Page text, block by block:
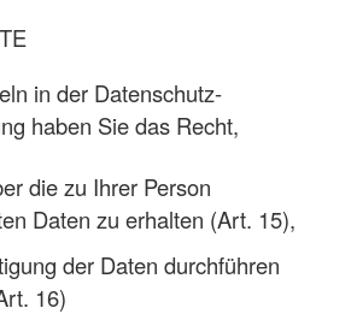
in der Datenschutz-
haben Sie das Recht,
die zu Ihrer Person
Daten zu erhalten (Art. 15),
der Daten durchführen
16)